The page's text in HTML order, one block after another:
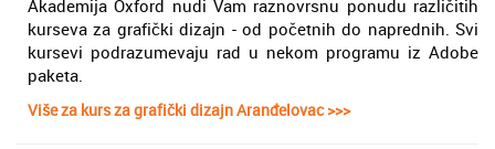
Akademija Oxford nudi Vam raznovrsnu ponudu različitih
kurseva za grafički dizajn - od početnih do naprednih. Svi
kursevi podrazumevaju rad u nekom programu iz Adobe
paketa.
Više za kurs za grafički dizajn Aranđelovac >>>